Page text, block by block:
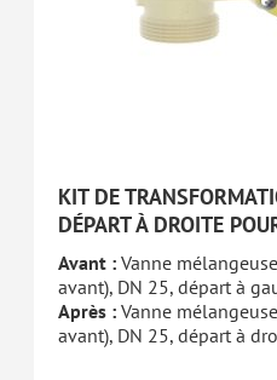
KIT DE
DÉPART À DROITE
Avant : Vanne
avant), DN 25, départ à
Après : Vanne
avant), DN 25, départ à